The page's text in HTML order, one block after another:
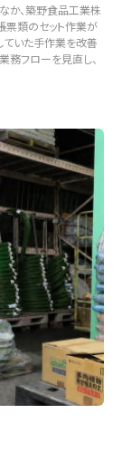
か、築野食品工業株
類のセット作業が
ていた手作業を改善
務フローを見直し、